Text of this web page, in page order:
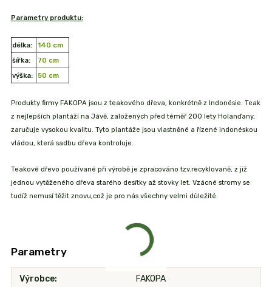
Parametry produktu:
délka:
140 cm
šířka:
70 cm
výška:
50 cm
Produkty firmy FAKOPA jsou z teakového dřeva, konkrétně z Indonésie. Teak
z nejlepších plantáží na Jávě, založených před téměř 200 lety Holanďany,
zaručuje vysokou kvalitu. Tyto plantáže jsou vlastněné a řízené indonéskou
vládou, která sadbu dřeva kontroluje.
Teakové dřevo používané při výrobě je zpracováno tzv.recyklovaně, z již
jednou vytěženého dřeva starého desítky až stovky let. Vzácné stromy se
tudíž nemusí těžit znovu,což je pro nás všechny velmi důležité.
Parametry
Výrobce FAKOPA